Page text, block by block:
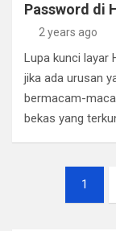
Password di
2 years ago
Lupa kunci layar
jika ada urusan
bermacam-
bekas yang
pagination
1